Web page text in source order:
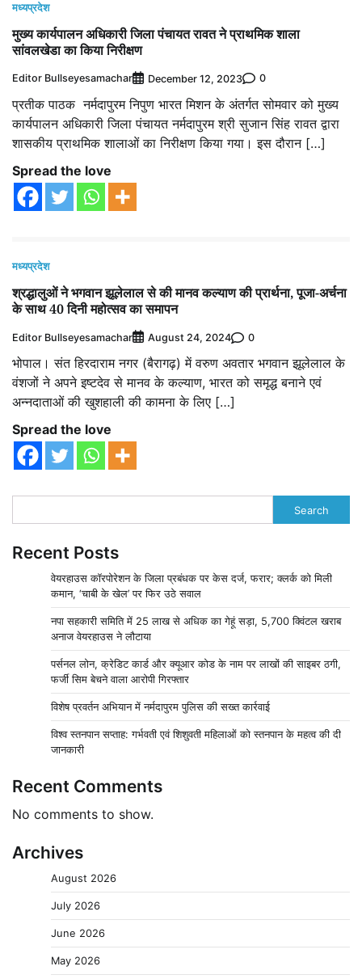
मध्यप्रदेश
मुख्य कार्यपालन अधिकारी जिला पंचायत रावत ने प्राथमिक शाला
सांवलखेडा का किया निरीक्षण
Editor Bullseyesamachar December 12, 2023 0
प्रतीक पाठक नर्मदापुरम निपुण भारत मिशन के अंतर्गत सोमवार को मुख्य
कार्यपालन अधिकारी जिला पंचायत नर्मदापुरम श्री सुजान सिंह रावत द्वारा
शासकीय प्राथमिक शालाओं का निरीक्षण किया गया। इस दौरान […]
Spread the love
मध्यप्रदेश
श्रद्धालुओं ने भगवान झूलेलाल से की मानव कल्याण की प्रार्थना, पूजा-अर्चना
के साथ 40 दिनी महोत्सव का समापन
Editor Bullseyesamachar August 24, 2024 0
भोपाल। संत हिरदाराम नगर (बैरागढ़) में वरुण अवतार भगवान झूलेलाल के
वंशजों ने अपने इष्टदेव से मानव के कल्याण, भारत को समृद्ध बनाने एवं
अन्नदाताओं की खुशहाली की कामना के लिए […]
Spread the love
Search
Recent Posts
वेयरहाउस कॉरपोरेशन के जिला प्रबंधक पर केस दर्ज, फरार; क्लर्क को मिली
कमान, ‘चाबी के खेल’ पर फिर उठे सवाल
नपा सहकारी समिति में 25 लाख से अधिक का गेहूं सड़ा, 5,700 क्विंटल खराब
अनाज वेयरहाउस ने लौटाया
पर्सनल लोन, क्रेडिट कार्ड और क्यूआर कोड के नाम पर लाखों की साइबर ठगी,
फर्जी सिम बेचने वाला आरोपी गिरफ्तार
विशेष प्रवर्तन अभियान में नर्मदापुरम पुलिस की सख्त कार्रवाई
विश्व स्तनपान सप्ताह: गर्भवती एवं शिशुवती महिलाओं को स्तनपान के महत्व की दी
जानकारी
Recent Comments
No comments to show.
Archives
August 2026
July 2026
June 2026
May 2026